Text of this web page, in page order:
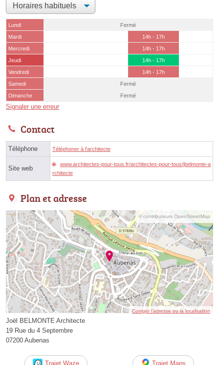
Lundi
Fermé
Mardi
14h - 17h
Mercredi
14h - 17h
Jeudi
14h - 17h
Vendredi
14h - 17h
Samedi
Fermé
Dimanche
Fermé
Signaler une erreur
Contact
Téléphone Téléphoner à l'architecte
Site web
www.architectes-pour-tous.fr/architectes-pour-tous/jbelmonte-a
rchitecte
Plan et adresse
© contributeurs OpenStreetMap
Corriger l’adresse ou la localisation
Joël BELMONTE Architecte
19 Rue du 4 Septembre
07200 Aubenas
Trajet Waze Trajet Maps